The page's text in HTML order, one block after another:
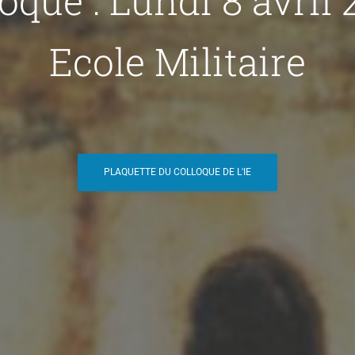
Ecole Militaire
PLAQUETTE DU COLLOQUE DE L'IE